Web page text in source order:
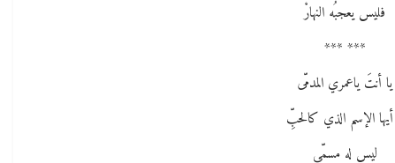
فليس يعجبُه النهارْ
*** ***
يا أنتَ ياعمري المدمّى
أيها الإسم الذي كالحبِّ
ليس له مسمّى